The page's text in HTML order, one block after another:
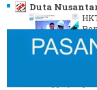
Duta